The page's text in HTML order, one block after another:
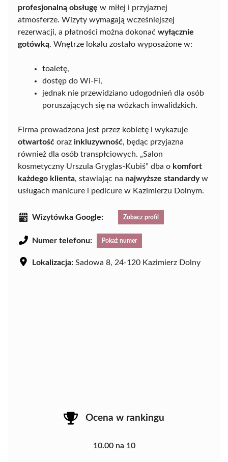
profesjonalną obsługę w miłej i przyjaznej
atmosferze. Wizyty wymagają wcześniejszej
rezerwacji, a płatności można dokonać wyłącznie
gotówką. Wnętrze lokalu zostało wyposażone w:
toaletę,
dostęp do Wi-Fi,
jednak nie przewidziano udogodnień dla osób
poruszających się na wózkach inwalidzkich.
Firma prowadzona jest przez kobietę i wykazuje
otwartość oraz inkluzywność, będąc przyjazna
również dla osób transpłciowych. „Salon
kosmetyczny Urszula Gryglas-Kubiś” dba o komfort
każdego klienta, stawiając na najwyższe standardyw
usługach manicure i pedicure w Kazimierzu Dolnym.
Wizytówka Google: Zobacz profil
Numer telefonu: Pokaż numer
Lokalizacja: Sadowa 8, 24-120 Kazimierz Dolny
Ocena w rankingu
10.00 na 10